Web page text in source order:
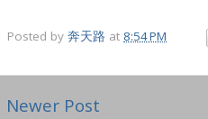
Posted by 奔天路 at 8:54 PM
Newer Post